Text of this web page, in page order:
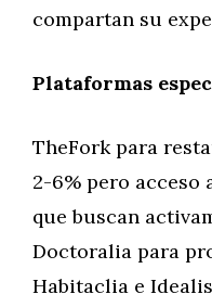
compartan su
Plataformas
TheFork para
2-6% pero acceso
que buscan
Doctoralia para
Habitaclia e